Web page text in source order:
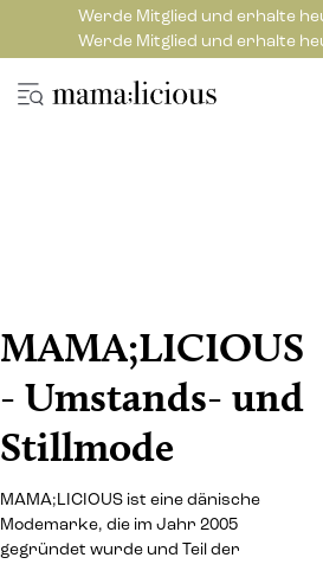
Werde Mitglied und erhalte
Werde Mitglied und erhalte
MAMA;LICIOUS
- Umstands- und
Stillmode
MAMA;LICIOUS ist eine dänische
Modemarke, die im Jahr 2005
gegründet wurde und Teil der